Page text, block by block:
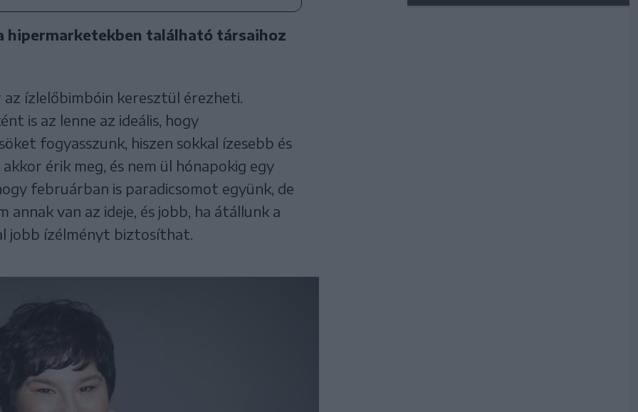
hipermarketekben található társaihoz
ízlelőbimbóin keresztül érezheti.
is az lenne az ideális, hogy
fogyasszunk, hiszen sokkal ízesebb és
érik meg, és nem ül hónapokig egy
februárban is paradicsomot együnk, de
annak van az ideje, és jobb, ha átállunk a
jobb ízélményt biztosíthat.